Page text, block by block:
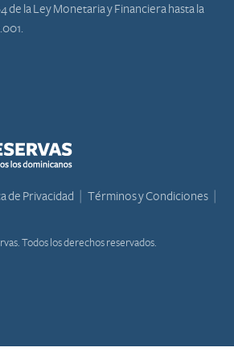
de la Ley Monetaria y Financiera hasta la
de Privacidad
Términos y Condiciones
Todos los derechos reservados.